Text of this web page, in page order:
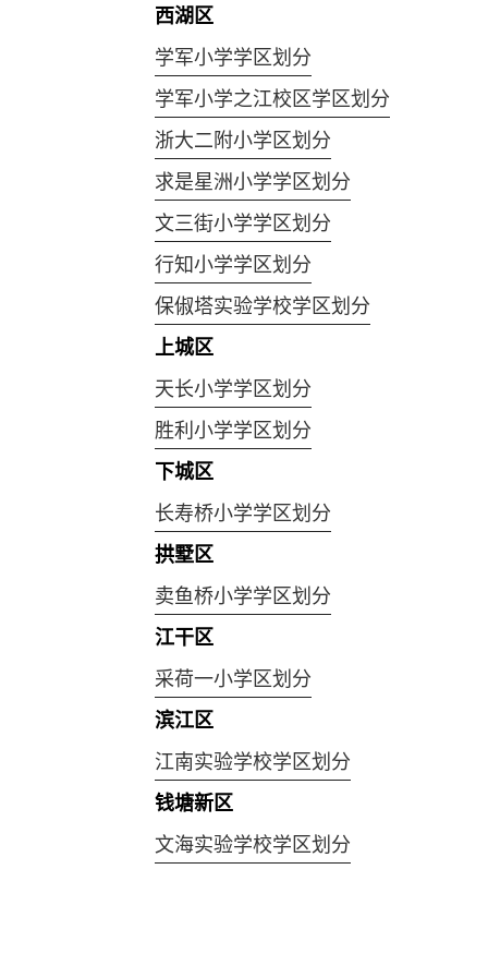
西湖区
学军小学学区划分
学军小学之江校区学区划分
浙大二附小学区划分
求是星洲小学学区划分
文三街小学学区划分
行知小学学区划分
保俶塔实验学校学区划分
上城区
天长小学学区划分
胜利小学学区划分
下城区
长寿桥小学学区划分
拱墅区
卖鱼桥小学学区划分
江干区
采荷一小学区划分
滨江区
江南实验学校学区划分
钱塘新区
文海实验学校学区划分